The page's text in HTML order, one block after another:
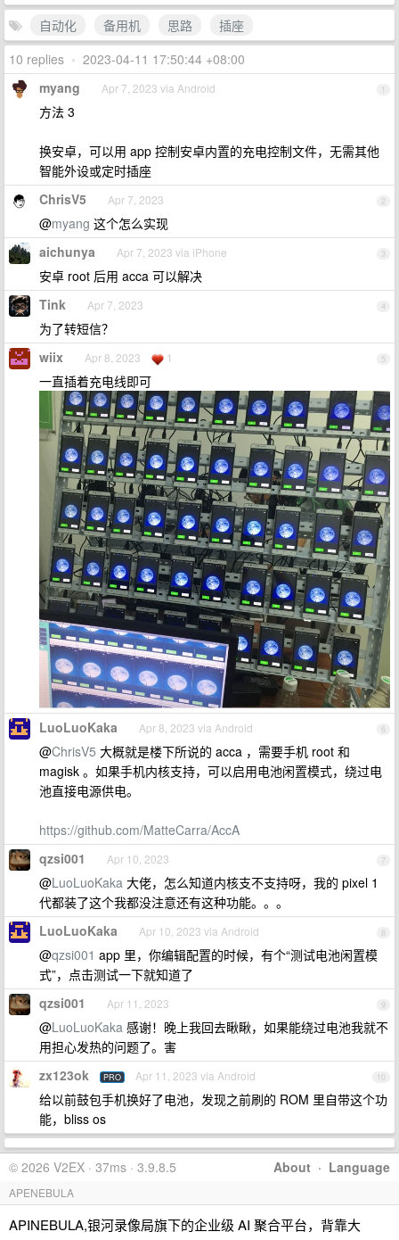
自动化
备用机 思路
插座
10 replies • 2023-04-11 17:50:44 +08:00
1
myang Apr 7, 2023 via Android
方法 3
换安卓，可以用 app 控制安卓内置的充电控制文件，无需其他
智能外设或定时插座
2
ChrisV5 Apr 7, 2023
@myang 这个怎么实现
3
aichunya Apr 7, 2023 via iPhone
安卓 root 后用 acca 可以解决
4
Tink Apr 7, 2023
为了转短信？
5
wiix Apr 8, 2023 1
一直插着充电线即可
6
LuoLuoKaka Apr 8, 2023 via Android
@ChrisV5 大概就是楼下所说的 acca ，需要手机 root 和
magisk 。如果手机内核支持，可以启用电池闲置模式，绕过电
池直接电源供电。
https://github.com/MatteCarra/AccA
7
qzsi001 Apr 10, 2023
@LuoLuoKaka 大佬，怎么知道内核支不支持呀，我的 pixel 1
代都装了这个我都没注意还有这种功能。。。
8
LuoLuoKaka Apr 10, 2023 via Android
@qzsi001 app 里，你编辑配置的时候，有个“测试电池闲置模
式”，点击测试一下就知道了
9
qzsi001 Apr 11, 2023
@LuoLuoKaka 感谢！晚上我回去瞅瞅，如果能绕过电池我就不
用担心发热的问题了。害
10
zx123ok PRO Apr 11, 2023 via Android
给以前鼓包手机换好了电池，发现之前刷的 ROM 里自带这个功
能，bliss os
About · Language
© 2026 V2EX · 37ms · 3.9.8.5
APENEBULA
APINEBULA,银河录像局旗下的企业级 AI 聚合平台，背靠大